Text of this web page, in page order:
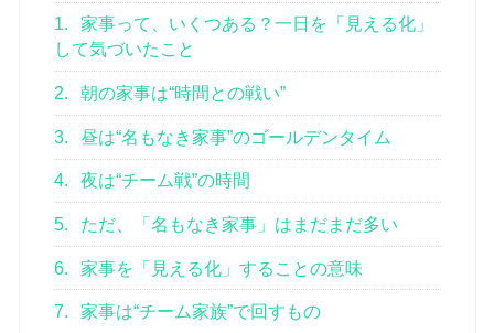
1.
家事って、いくつある？一日を「見える化」
して気づいたこと
2. 朝の家事は“時間との戦い”
3. 昼は“名もなき家事”のゴールデンタイム
4. 夜は“チーム戦”の時間
5. ただ、「名もなき家事」はまだまだ多い
6. 家事を「見える化」することの意味
7. 家事は“チーム家族”で回すもの